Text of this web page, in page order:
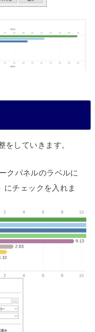
をしていきます。
クパネルのラベルに
にチェックを入れま